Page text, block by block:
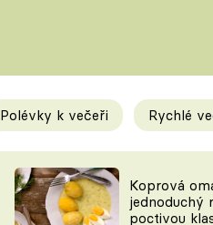
Tipy a triky
KAM ZA JÍDLEM
Polévky k večeři Rychlé
Koprová
jednoduchý
poctivou